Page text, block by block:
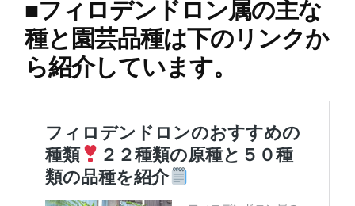
■フィロデンドロン属の主な
種と園芸品種は下のリンクか
ら紹介しています。